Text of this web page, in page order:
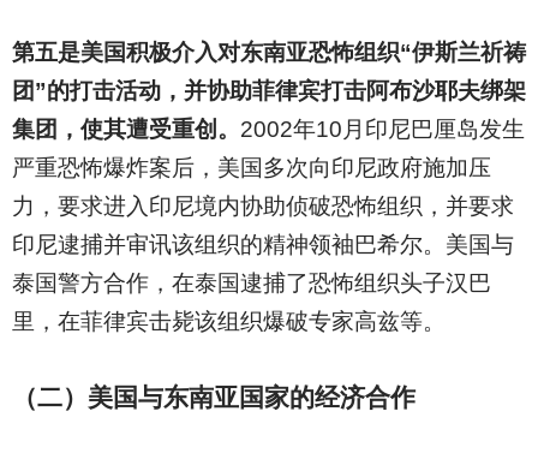
第五是美国积极介入对东南亚恐怖组织“伊斯兰祈祷
团”的打击活动，并协助菲律宾打击阿布沙耶夫绑架
集团，使其遭受重创。 2002年10月印尼巴厘岛发生
严重恐怖爆炸案后，美国多次向印尼政府施加压
力，要求进入印尼境内协助侦破恐怖组织，并要求
印尼逮捕并审讯该组织的精神领袖巴希尔。美国与
泰国警方合作，在泰国逮捕了恐怖组织头子汉巴
里，在菲律宾击毙该组织爆破专家高兹等。
（二）美国与东南亚国家的经济合作